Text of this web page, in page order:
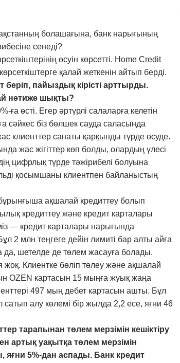
болашағына, банк нарығының
сенеді?
өсуін көрсетті. Home Credit
қалай жеткенін айтып берді.
беріп, пайыздық кірісті арттырды.
нәтиже шықты?
өсті. Егер әртүрлі салаларға келетін
сәйкес біз бөлшек сауда саласында
клиенттер санаты қарқынды түрде өсуде.
жас жігіттер көп болды, олардың үлесі
цифрлық түрде тәжірибелі болуына
қосымшаны клиентпен байланыстың
ақшалай кредиттеу болып
кредиттеу және кредит карталары
— кредит карталары нарығында
2 млн теңгеге дейін лимиті бар алты айға
да, шетелде де төлем жасауға болады.
Клиентке бөліп төлеу және ақшалай
OZEN картасын 15 мыңға жуық жаңа
497 мың дебет картасын ашты. Бұл
алу көлемі бір жылда 2,2 есе, яғни 46
тарапынан төлем мерзімін кешіктіру
артық уақытқа төлем мерзімін
яғни 5%-дан аспады. Банк кредит